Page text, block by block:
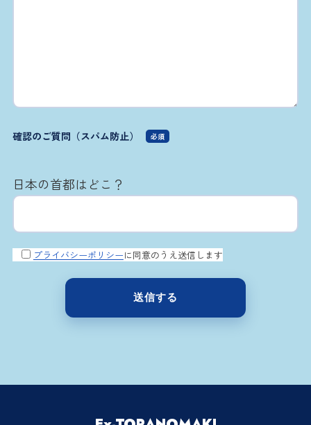
確認のご質問（スパム防止） 必須
日本の首都はどこ？
プライバシーポリシーに同意のうえ送信します